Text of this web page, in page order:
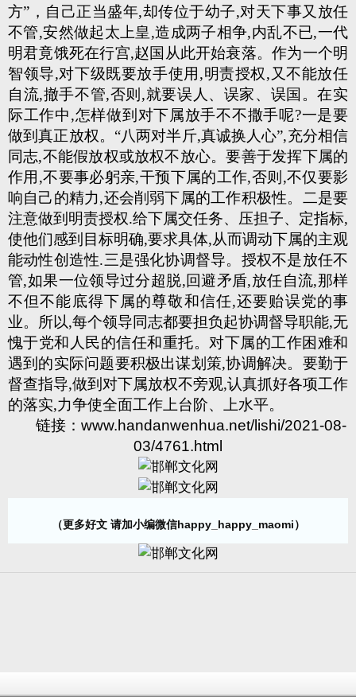
方”，自己正当盛年,却传位于幼子,对天下事又放任
不管,安然做起太上皇,造成两子相争,内乱不已,一代
明君竟饿死在行宫,赵国从此开始衰落。作为一个明
智领导,对下级既要放手使用,明责授权,又不能放任
自流,撤手不管,否则,就要误人、误家、误国。在实
际工作中,怎样做到对下属放手不不撒手呢?一是要
做到真正放权。“八两对半斤,真诚换人心”,充分相信
同志,不能假放权或放权不放心。要善于发挥下属的
作用,不要事必躬亲,干预下属的工作,否则,不仅要影
响自己的精力,还会削弱下属的工作积极性。二是要
注意做到明责授权.给下属交任务、压担子、定指标,
使他们感到目标明确,要求具体,从而调动下属的主观
能动性创造性.三是强化协调督导。授权不是放任不
管,如果一位领导过分超脱,回避矛盾,放任自流,那样
不但不能底得下属的尊敬和信任,还要贻误党的事
业。所以,每个领导同志都要担负起协调督导职能,无
愧于党和人民的信任和重托。对下属的工作困难和
遇到的实际问题要积极出谋划策,协调解决。要勤于
督查指导,做到对下属放权不旁观,认真抓好各项工作
的落实,力争使全面工作上台阶、上水平。
链接： www.handanwenhua.net/lishi/2021-08-
03/4761.html
（更多好文 请加小编微信happy_happy_maomi）